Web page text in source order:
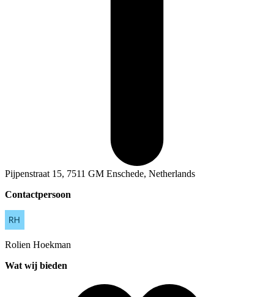
Pijpenstraat 15, 7511 GM Enschede, Netherlands
Contactpersoon
Rolien Hoekman
Wat wij bieden